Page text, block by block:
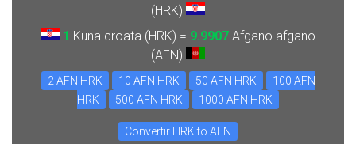
(HRK)
1 Kuna croata (HRK) = 9.9907 Afgano afgano
(AFN)
2 AFN HRK 10 AFN HRK 50 AFN HRK
100 AFN
HRK
500 AFN HRK 1000 AFN HRK
Convertir HRK to AFN